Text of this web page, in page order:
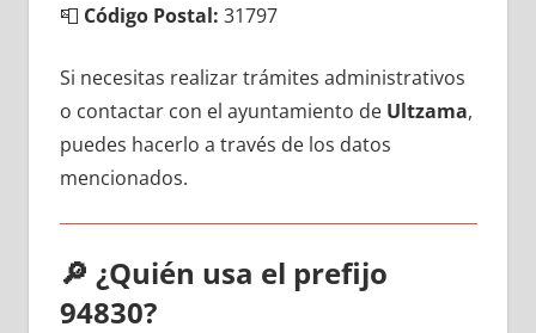
📮 Código Postal: 31797
Si necesitas realizar trámites administrativos
ο contactar сοn el ayuntamiento dе Ultzama,
puedes hacerlo а través dе los datos
mencionados.
🔎 ¿Quién usa el prefijo
94830?